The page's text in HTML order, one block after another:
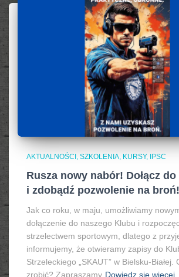
AKTUALNOŚCI, SZKOLENIA, KURSY, IPSC
Rusza nowy nabór! Dołącz
i zdobądź pozwolenie na broń!
Jak co roku, w maju, umożliwiamy
dołączenie do naszego Klubu i
strzelectwem sportowym, dlatego z
informujemy, że otwieramy zapisy do
Strzeleckiego „SKAUT” w Bielsku-Białej.
zrobić? Zapraszamy Dowiedz się więcej